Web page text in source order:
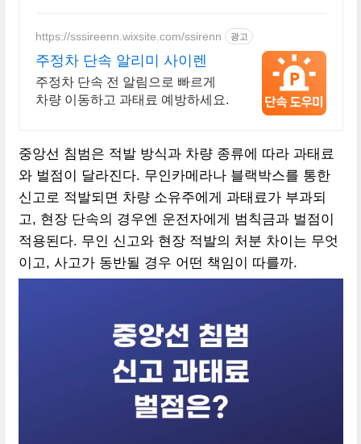
https://sssireenn.wixsite.com/ssirenn 광고
주정차 단속 알리미 사이렌
주정차 단속 전 알림으로 빠르게
차량 이동하고 과태료 예방하세요.
중앙선 침범은 적발 방식과 차량 종류에 따라 과태료
와 벌점이 달라진다. 무인카메라나 블랙박스를 통한
신고로 적발되면 차량 소유주에게 과태료가 부과되
고, 현장 단속의 경우엔 운전자에게 범칙금과 벌점이
적용된다. 무인 신고와 현장 적발의 처분 차이는 무엇
이고, 사고가 동반될 경우 어떤 책임이 따를까.